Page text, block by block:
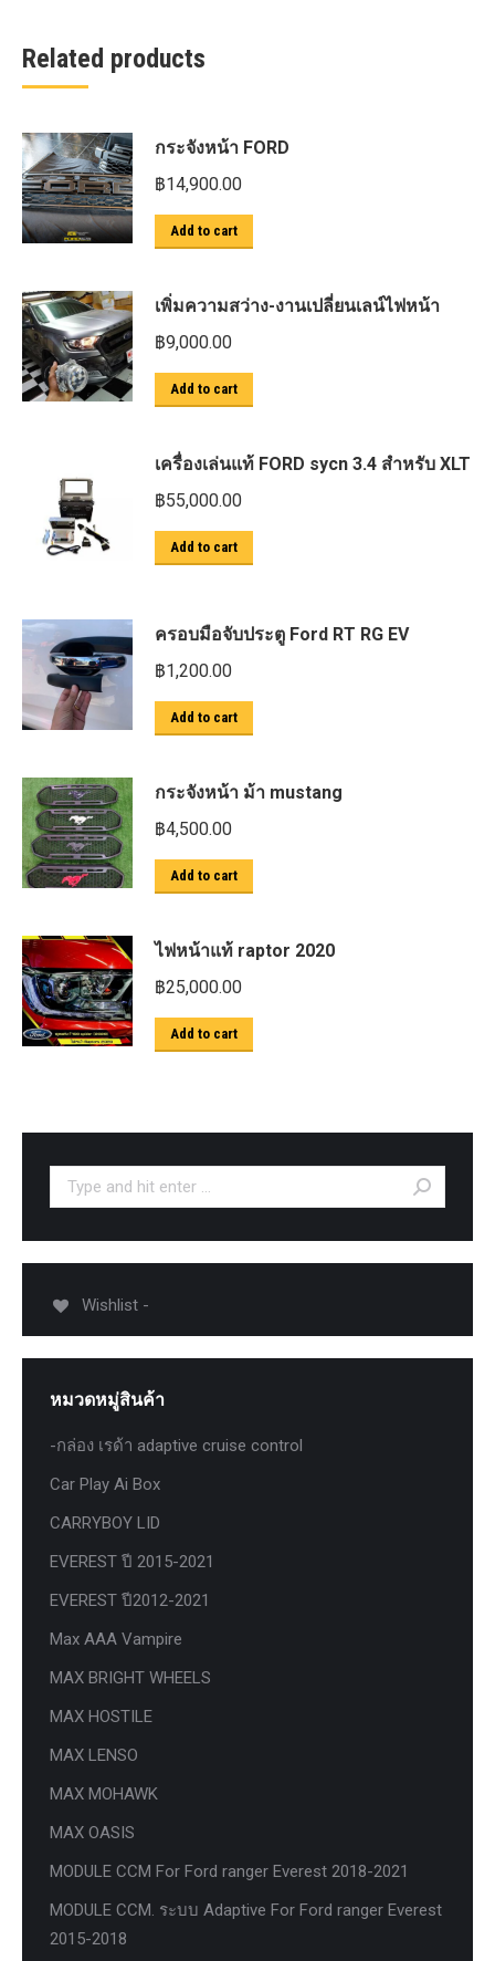
Related products
กระจังหน้า FORD
฿14,900.00
Add to cart
เพิ่มความสว่าง-งานเปลี่ยนเลน์ไฟหน้า
฿9,000.00
Add to cart
เครื่องเล่นแท้ FORD sycn 3.4 สำหรับ XLT
฿55,000.00
Add to cart
ครอบมือจับประตู Ford RT RG EV
฿1,200.00
Add to cart
กระจังหน้า ม้า mustang
฿4,500.00
Add to cart
ไฟหน้าแท้ raptor 2020
฿25,000.00
Add to cart
Search:
Wishlist -
หมวดหมู่สินค้า
-กล่อง เรด้า adaptive cruise control
Car Play Ai Box
CARRYBOY LID
EVEREST ปี 2015-2021
EVEREST ปี2012-2021
Max AAA Vampire
MAX BRIGHT WHEELS
MAX HOSTILE
MAX LENSO
MAX MOHAWK
MAX OASIS
MODULE CCM For Ford ranger Everest 2018-2021
MODULE CCM. ระบบ Adaptive For Ford ranger Everest
2015-2018